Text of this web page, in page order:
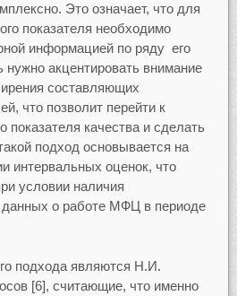
Это означает, что для
показателя необходимо
информацией по ряду его
акцентировать внимание
составляющих
что позволит перейти к
показателя качества и сделать
подход основывается на
интервальных оценок, что
условии наличия
данных о работе МФЦ в периоде
подхода являются Н.И.
[6], считающие, что именно